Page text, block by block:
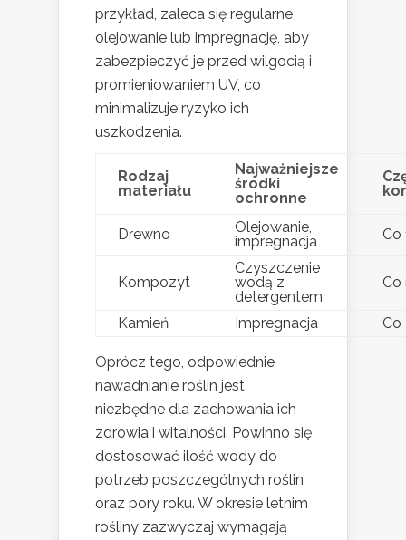
przykład, zaleca się regularne
olejowanie lub impregnację, aby
zabezpieczyć je przed wilgocią i
promieniowaniem UV, co
minimalizuje ryzyko ich
uszkodzenia.
Rodzaj
materiału
Najważniejsze
środki
ochronne
Drewno
Olejowanie,
impregnacja
Co
Kompozyt
Czyszczenie
wodą z
detergentem
Co
Kamień Impregnacja Co
Oprócz tego, odpowiednie
nawadnianie roślin jest
niezbędne dla zachowania ich
zdrowia i witalności. Powinno się
dostosować ilość wody do
potrzeb poszczególnych roślin
oraz pory roku. W okresie letnim
rośliny zazwyczaj wymagają